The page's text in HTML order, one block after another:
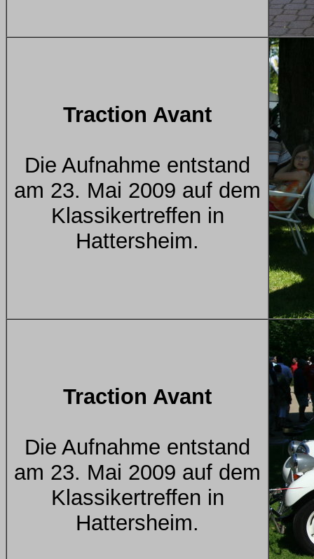
Traction Avant
Die Aufnahme entstand
am 23. Mai 2009 auf dem
Klassikertreffen in
Hattersheim.
Traction Avant
Die Aufnahme entstand
am 23. Mai 2009 auf dem
Klassikertreffen in
Hattersheim.